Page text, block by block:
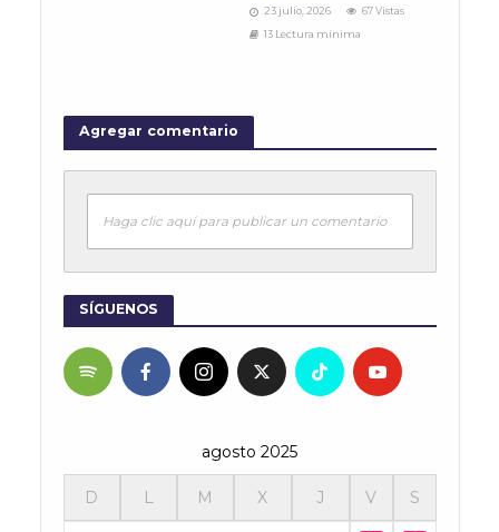
23 julio, 2026
67 Vistas
13 Lectura mínima
Agregar comentario
Haga clic aquí para publicar un comentario
SÍGUENOS
agosto 2025
D L M X J V S